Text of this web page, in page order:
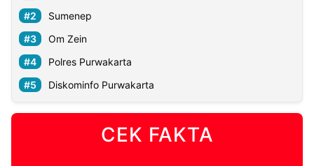
Sumenep
Om Zein
Polres Purwakarta
Diskominfo Purwakarta
CEK FAKTA